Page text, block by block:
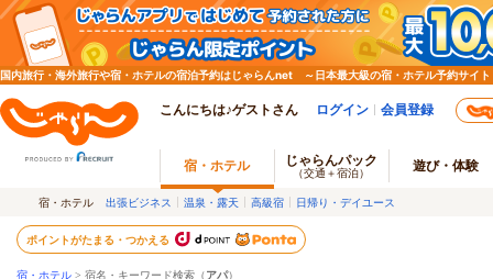
国内旅行・海外旅行や宿・ホテルの宿泊予約はじゃらんnet ～日本最大級の宿・ホテル予約サイト
こんにちは♪ゲストさん ログイン 会員登録
宿・ホテル じゃらんパック
（交通＋宿泊） 遊び・体験
宿・ホテル 出張ビジネス 温泉・露天 高級宿 日帰り・デイユース
ポイントがたまる・つかえる
宿・ホテル > 宿名・キーワード検索（アパ）